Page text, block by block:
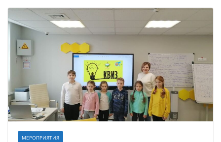
МЕРОПРИЯТИЯ